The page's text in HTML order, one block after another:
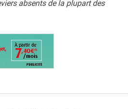
absents de la plupart des